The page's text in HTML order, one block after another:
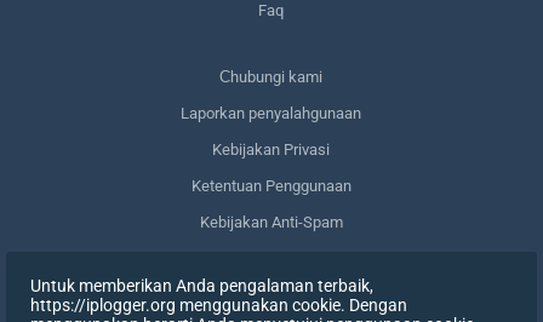
Faq
Сhubungi kami
Laporkan penyalahgunaan
Kebijakan Privasi
Ketentuan Penggunaan
Kebijakan Anti-Spam
Menghapus data saya
Untuk memberikan Anda pengalaman terbaik,
https://iplogger.org menggunakan cookie. Dengan